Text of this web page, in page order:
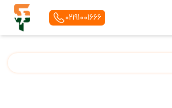
02191001666